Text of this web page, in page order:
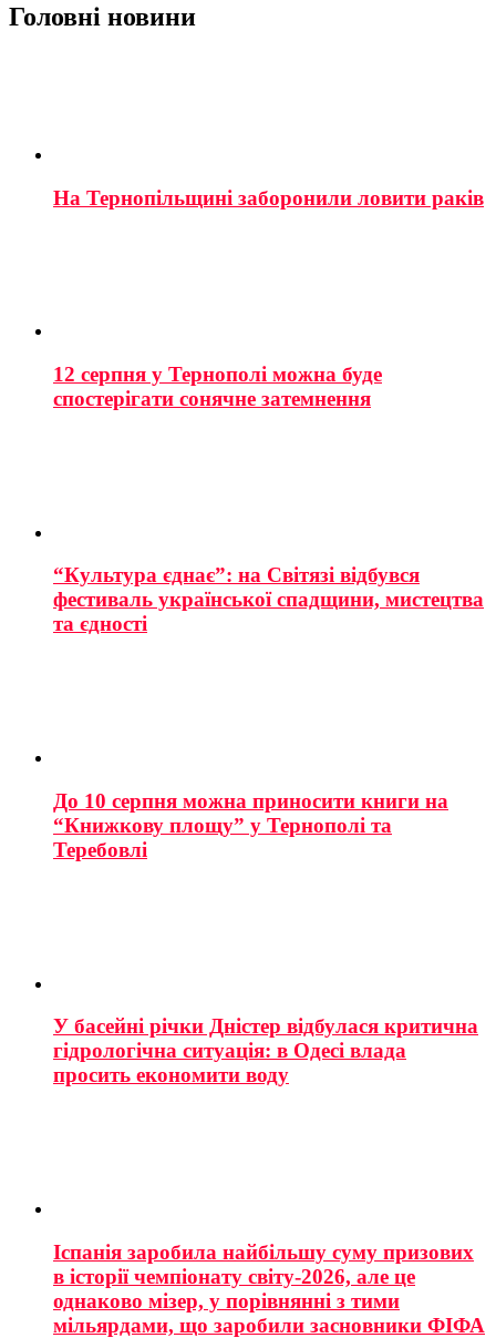
Головні новини
На Тернопільщині заборонили ловити раків
12 серпня у Тернополі можна буде
спостерігати сонячне затемнення
“Культура єднає”: на Світязі відбувся
фестиваль української спадщини, мистецтва
та єдності
До 10 серпня можна приносити книги на
“Книжкову площу” у Тернополі та
Теребовлі
У басейні річки Дністер відбулася критична
гідрологічна ситуація: в Одесі влада
просить економити воду
Іспанія заробила найбільшу суму призових
в історії чемпіонату світу-2026, але це
однаково мізер, у порівнянні з тими
мільярдами, що заробили засновники ФІФА